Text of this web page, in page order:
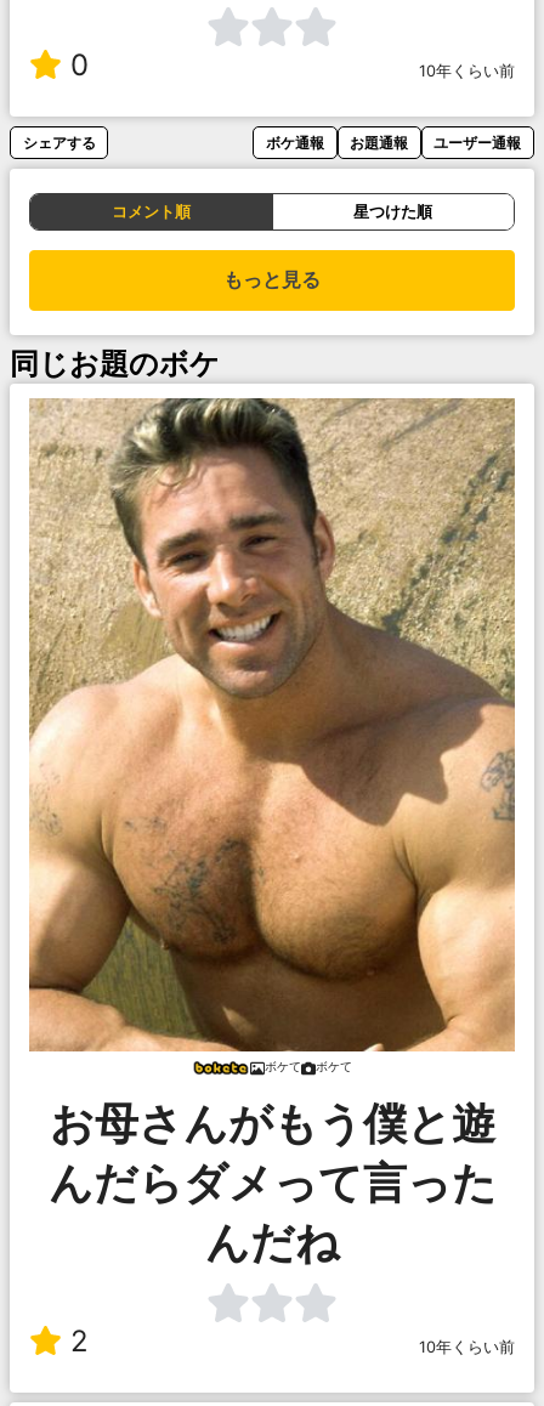
0 10年くらい前
シェアする ボケ通報 お題通報 ユーザー通報
コメント順 星つけた順
もっと見る
同じお題のボケ
ボケて ボケて
お母さんがもう僕と遊
んだらダメって言った
んだね
2 10年くらい前